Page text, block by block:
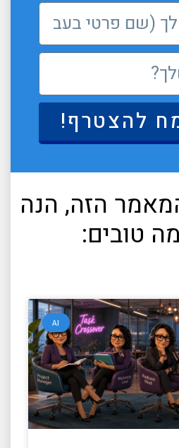
להצטרף!
הזה, הנה
טובים:
AI